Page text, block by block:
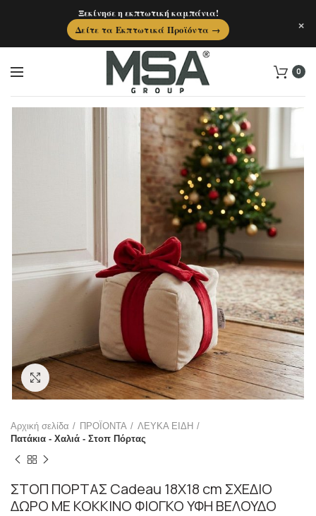
0
Click to enlarge
Αρχική σελίδα ΠΡΟΪΟΝΤΑ
ΛΕΥΚΑ ΕΙΔΗ
Πατάκια - Χαλιά - Στοπ Πόρτας
ΣΤΟΠ ΠΟΡΤΑΣ Cadeau 18Χ18 cm ΣΧΕΔΙΟ
ΔΩΡΟ ΜΕ ΚΟΚΚΙΝΟ ΦΙΟΓΚΟ ΥΦΗ ΒΕΛΟΥΔΟ
Ξεκίνησε η εκπτωτική καμπάνια!
Δείτε τα Εκπτωτικά Προϊόντα →
×